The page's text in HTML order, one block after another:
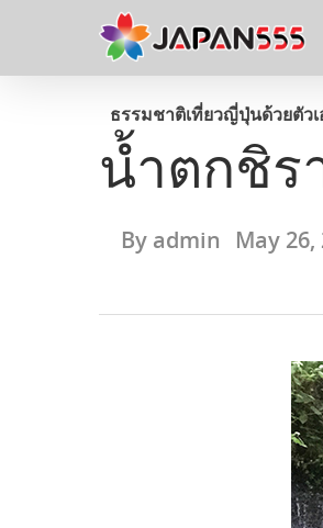
ธรรมชาติเที่ยวญี่ปุ่นด้วยตัวเ
น้ำตกชิร
By admin May 26,